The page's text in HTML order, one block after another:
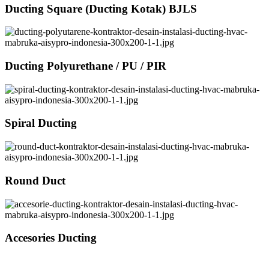
Ducting Square (Ducting Kotak) BJLS
Ducting Polyurethane / PU / PIR
Spiral Ducting
Round Duct
Accesories Ducting